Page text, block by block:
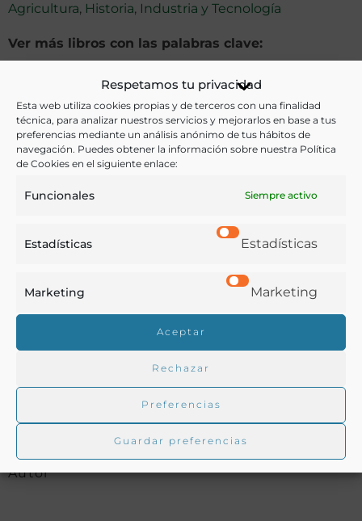
Respetamos tu privacidad
Esta web utiliza cookies propias y de terceros con una finalidad
técnica, para analizar nuestros servicios y mejorarlos en base a tus
preferencias mediante un análisis anónimo de tus hábitos de
navegación. Puedes obtener la información sobre nuestra Política
de Cookies en el siguiente enlace:
Funcionales Siempre activo
Estadísticas Estadísticas
Marketing Marketing
Aceptar
Rechazar
Preferencias
Guardar preferencias
Agricultura, Historia, Industria y Tecnología
Ver más libros con las palabras clave:
Exposición,Imágenes,Valencia
COMPARTIR
Buscar en la biblioteca
Biblioteca digital Duque de Ahumada
Autor